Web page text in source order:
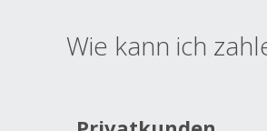
Wie kann ich